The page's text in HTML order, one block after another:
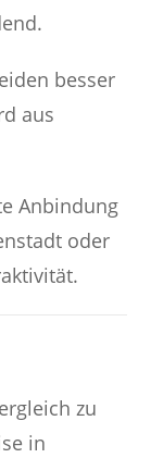
besser
aus
Anbindung
oder
zu
in